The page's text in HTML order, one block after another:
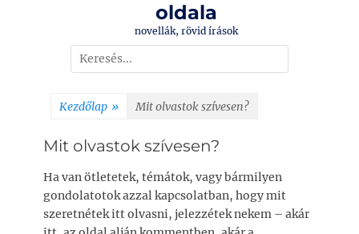
oldala
novellák, rövid írások
Search
for:
Kezdőlap » Mit olvastok szívesen?
Mit olvastok szívesen?
Ha van ötletetek, témátok, vagy bármilyen
gondolatotok azzal kapcsolatban, hogy mit
szeretnétek itt olvasni, jelezzétek nekem – akár